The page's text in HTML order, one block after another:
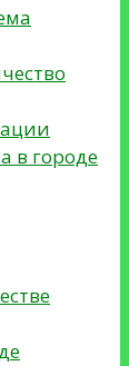
в городе